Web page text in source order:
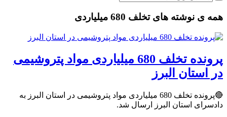
همه ی نوشته های تخلف 680 میلیاردی
پرونده تخلف 680 میلیاردی مواد پتروشیمی
در استان البرز
🔴پرونده تخلف 680 میلیاردی مواد پتروشیمی در استان البرز به
دادسرای استان البرز ارسال شد.